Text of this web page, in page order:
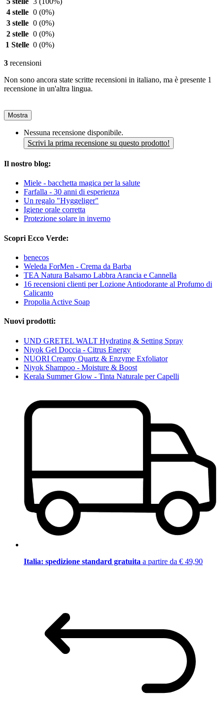
4 stelle 0 (0%)
3 stelle 0 (0%)
2 stelle 0 (0%)
1 Stelle 0 (0%)
3 recensioni
Non sono ancora state scritte recensioni in italiano, ma è presente 1
recensione in un'altra lingua.
Mostra
Nessuna recensione disponibile.
Scrivi la prima recensione su questo prodotto!
Il nostro blog:
Miele - bacchetta magica per la salute
Farfalla - 30 anni di esperienza
Un regalo "Hyggeliger"
Igiene orale corretta
Protezione solare in inverno
Scopri Ecco Verde:
benecos
Weleda ForMen - Crema da Barba
TEA Natura Balsamo Labbra Arancia e Cannella
16 recensioni clienti per Lozione Antiodorante al Profumo di
Calicanto
Propolia Active Soap
Nuovi prodotti:
UND GRETEL WALT Hydrating & Setting Spray
Niyok Gel Doccia - Citrus Energy
NUORI Creamy Quartz & Enzyme Exfoliator
Niyok Shampoo - Moisture & Boost
Kerala Summer Glow - Tinta Naturale per Capelli
Italia: spedizione standard gratuita a partire da € 49,90